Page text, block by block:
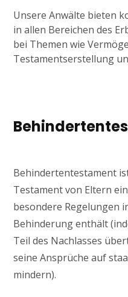
Unsere Anwälte bieten
in allen Bereichen des
bei Themen wie
Testamentserstellung
Behindertentestament
Testament von Eltern
besondere Regelungen
Behinderung enthält
Teil des Nachlasses
seine Ansprüche auf
mindern).